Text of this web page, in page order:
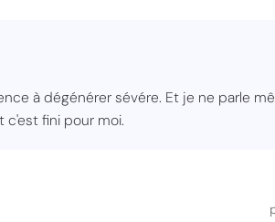
à dégénérer sévére. Et je ne parle
c'est fini pour moi.